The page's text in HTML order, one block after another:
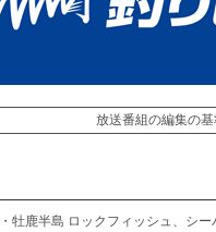
放送番組の編集の
牡鹿半島 ロックフィッシュ、シ